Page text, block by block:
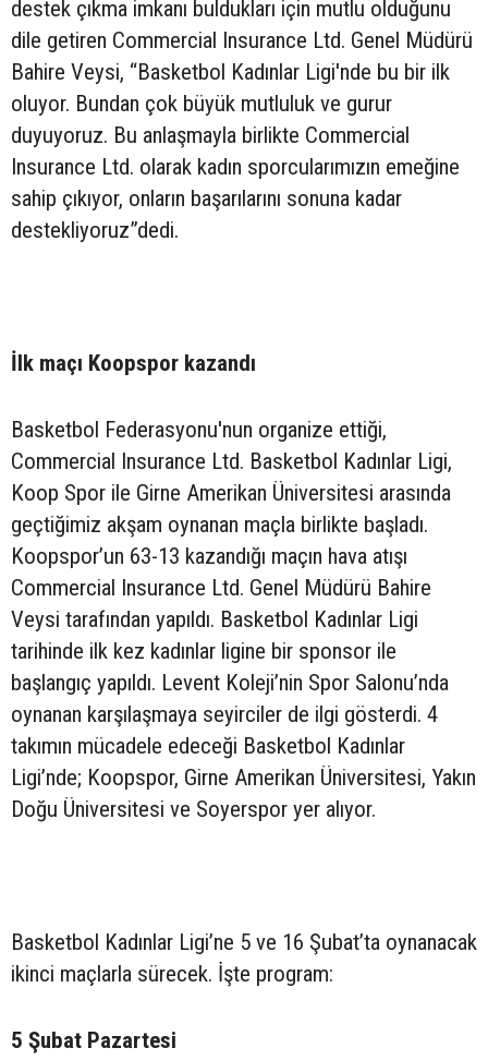
destek çıkma imkanı buldukları için mutlu olduğunu
dile getiren Commercial Insurance Ltd. Genel Müdürü
Bahire Veysi, “Basketbol Kadınlar Ligi'nde bu bir ilk
oluyor. Bundan çok büyük mutluluk ve gurur
duyuyoruz. Bu anlaşmayla birlikte Commercial
Insurance Ltd. olarak kadın sporcularımızın emeğine
sahip çıkıyor, onların başarılarını sonuna kadar
destekliyoruz”dedi.
İlk maçı Koopspor kazandı
Basketbol Federasyonu'nun organize ettiği,
Commercial Insurance Ltd. Basketbol Kadınlar Ligi,
Koop Spor ile Girne Amerikan Üniversitesi arasında
geçtiğimiz akşam oynanan maçla birlikte başladı.
Koopspor’un 63-13 kazandığı maçın hava atışı
Commercial Insurance Ltd. Genel Müdürü Bahire
Veysi tarafından yapıldı. Basketbol Kadınlar Ligi
tarihinde ilk kez kadınlar ligine bir sponsor ile
başlangıç yapıldı. Levent Koleji’nin Spor Salonu’nda
oynanan karşılaşmaya seyirciler de ilgi gösterdi. 4
takımın mücadele edeceği Basketbol Kadınlar
Ligi’nde; Koopspor, Girne Amerikan Üniversitesi, Yakın
Doğu Üniversitesi ve Soyerspor yer alıyor.
Basketbol Kadınlar Ligi’ne 5 ve 16 Şubat’ta oynanacak
ikinci maçlarla sürecek. İşte program:
5 Şubat Pazartesi